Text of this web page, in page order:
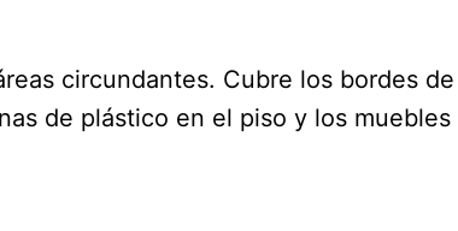
circundantes. Cubre los bordes de
de plástico en el piso y los muebles